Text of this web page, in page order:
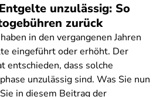
unzulässig: So
zurück
in den vergangenen Jahren
eingeführt oder erhöht. Der
entschieden, dass solche
unzulässig sind. Was Sie nun
in diesem Beitrag der